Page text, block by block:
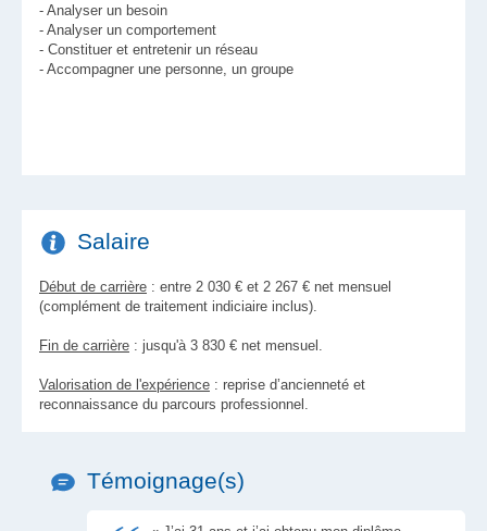
- Analyser un besoin
- Analyser un comportement
- Constituer et entretenir un réseau
- Accompagner une personne, un groupe
Salaire
Début de carrière : entre 2 030 € et 2 267 € net mensuel
(complément de traitement indiciaire inclus).
Fin de carrière : jusqu'à 3 830 € net mensuel.
Valorisation de l'expérience : reprise d’ancienneté et
reconnaissance du parcours professionnel.
Témoignage(s)